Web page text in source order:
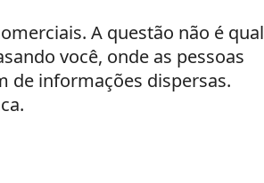
A questão não é qual
você, onde as pessoas
de informações dispersas.